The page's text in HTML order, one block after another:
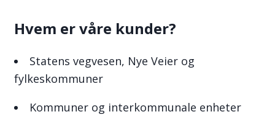
Hvem er våre kunder?
Statens vegvesen, Nye Veier og
fylkeskommuner
Kommuner og interkommunale enheter